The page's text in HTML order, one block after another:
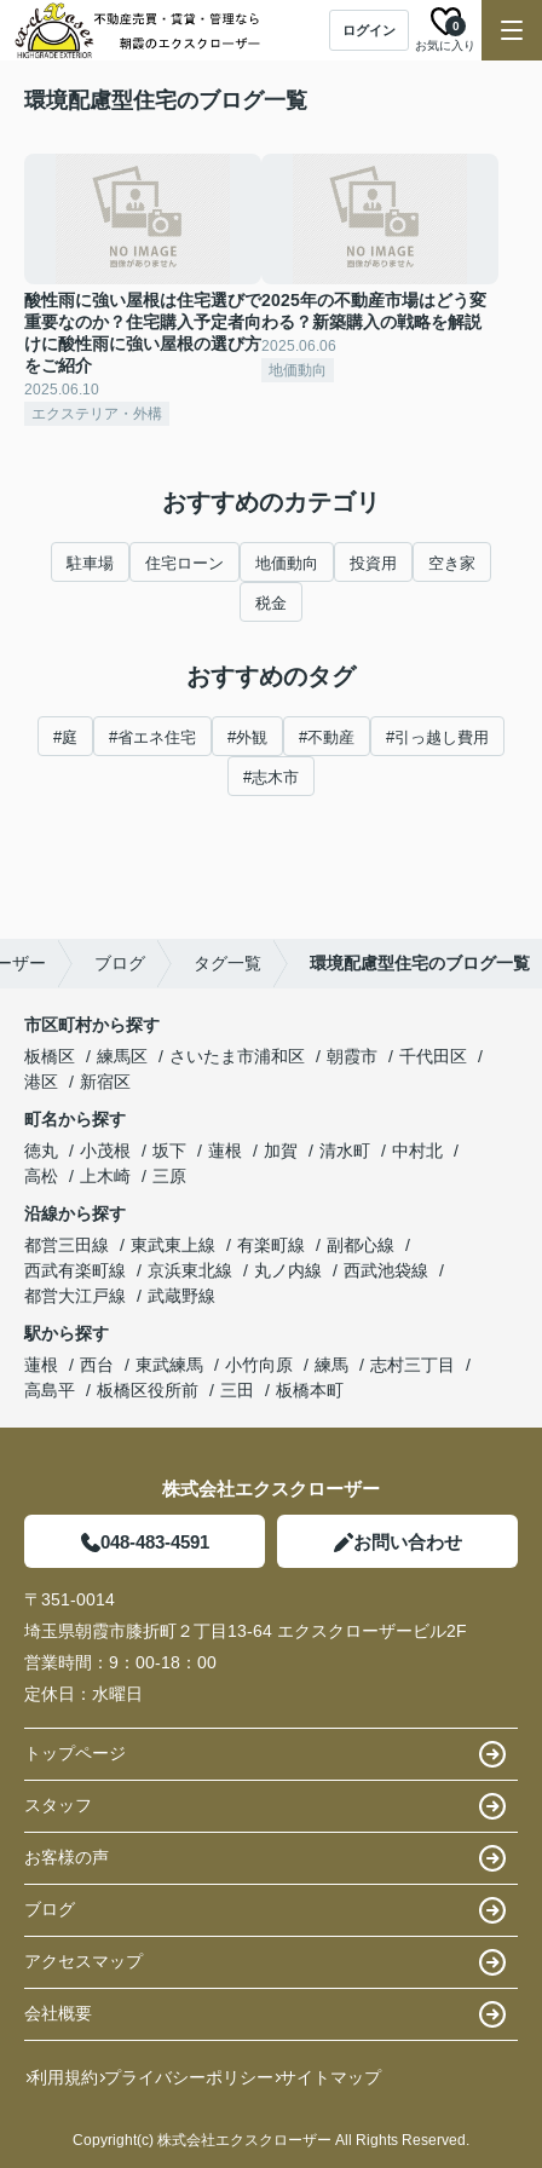
ログイン
お気に入り
0
環境配慮型住宅のブログ一覧
酸性雨に強い屋根は住宅選びで
重要なのか？住宅購入予定者向
けに酸性雨に強い屋根の選び方
をご紹介
2025.06.10
エクステリア・外構
2025年の不動産市場はどう変
わる？新築購入の戦略を解説
2025.06.06
地価動向
おすすめのカテゴリ
駐車場 住宅ローン 地価動向 投資用 空き家
税金
おすすめのタグ
#庭 #省エネ住宅 #外観 #不動産 #引っ越し費用
#志木市
ザー ブログ タグ一覧 環境配慮型住宅のブログ一覧
市区町村から探す
板橋区
練馬区 さいたま市浦和区 朝霞市
千代田区
港区
新宿区
町名から探す
徳丸
小茂根 坂下 蓮根 加賀 清水町
中村北
高松
上木崎
三原
沿線から探す
都営三田線
東武東上線 有楽町線
副都心線
西武有楽町線
京浜東北線 丸ノ内線
西武池袋線
都営大江戸線
武蔵野線
駅から探す
蓮根
西台 東武練馬 小竹向原 練馬
志村三丁目
高島平
板橋区役所前 三田 板橋本町
株式会社エクスクローザー
048-483-4591 お問い合わせ
〒351-0014
埼玉県朝霞市膝折町２丁目13-64 エクスクローザービル2F
営業時間： 9：00-18：00
定休日： 水曜日
トップページ
スタッフ
お客様の声
ブログ
アクセスマップ
会社概要
利用規約 プライバシーポリシー サイトマップ
Copyright(c) 株式会社エクスクローザー All Rights Reserved.